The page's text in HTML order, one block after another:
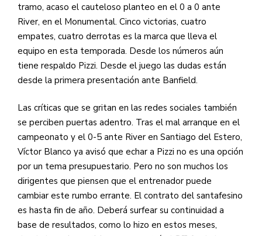
tramo, acaso el cauteloso planteo en el 0 a 0 ante
River, en el Monumental. Cinco victorias, cuatro
empates, cuatro derrotas es la marca que lleva el
equipo en esta temporada. Desde los números aún
tiene respaldo Pizzi. Desde el juego las dudas están
desde la primera presentación ante Banfield.
Las críticas que se gritan en las redes sociales también
se perciben puertas adentro. Tras el mal arranque en el
campeonato y el 0-5 ante River en Santiago del Estero,
Víctor Blanco ya avisó que echar a Pizzi no es una opción
por un tema presupuestario. Pero no son muchos los
dirigentes que piensen que el entrenador puede
cambiar este rumbo errante. El contrato del santafesino
es hasta fin de año. Deberá surfear su continuidad a
base de resultados, como lo hizo en estos meses,